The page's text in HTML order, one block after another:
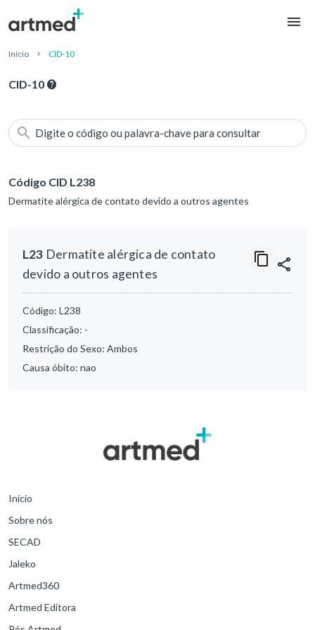
Início CID-10
CID-10
Digite o código ou palavra-chave para consultar
Código CID L238
Dermatite alérgica de contato devido a outros agentes
L23 Dermatite alérgica de contato
devido a outros agentes
Código: L238
Classificação: -
Restrição do Sexo: Ambos
Causa óbito: nao
Início
Sobre nós
SECAD
Jaleko
Artmed360
Artmed Editora